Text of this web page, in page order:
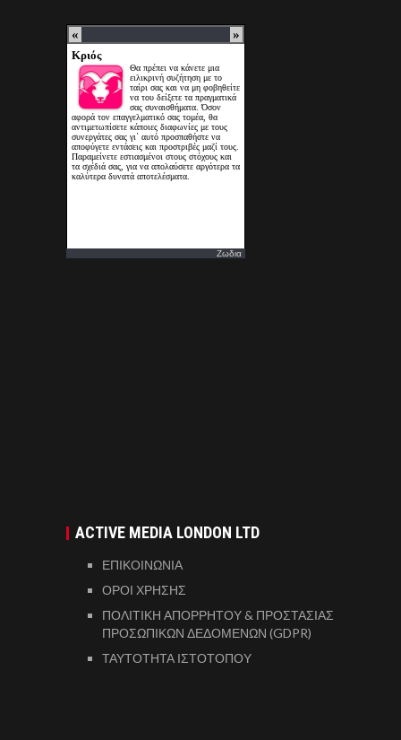
Ζωδια
ACTIVE MEDIA LONDON LTD
ΕΠΙΚΟΙΝΩΝΙΑ
ΟΡΟΙ ΧΡΗΣΗΣ
ΠΟΛΙΤΙΚΗ ΑΠΟΡΡΗΤΟΥ & ΠΡΟΣΤΑΣΙΑΣ
ΠΡΟΣΩΠΙΚΩΝ ΔΕΔΟΜΕΝΩΝ (GDPR)
ΤΑΥΤΟΤΗΤΑ ΙΣΤΟΤΟΠΟΥ